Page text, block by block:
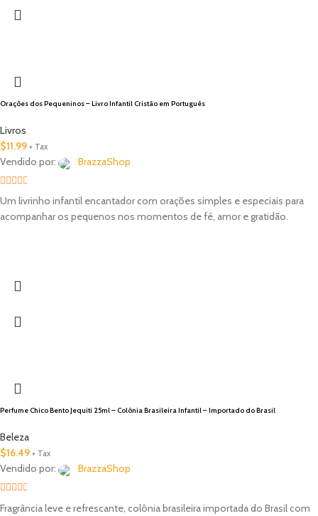
Orações dos Pequeninos – Livro Infantil Cristão em Português
Livros
$11.99 + Tax
Vendido por: BrazzaShop
2.33
Um livrinho infantil encantador com orações simples e especiais para
acompanhar os pequenos nos momentos de fé, amor e gratidão.
Perfume Chico Bento Jequiti 25ml – Colônia Brasileira Infantil – Importado do Brasil
Beleza
$16.49 + Tax
Vendido por: BrazzaShop
2.33
Fragrância leve e refrescante, colônia brasileira importada do Brasil com